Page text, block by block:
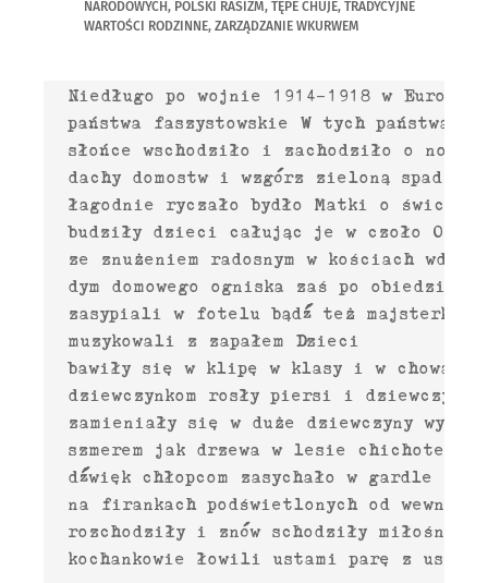
NARODOWYCH, POLSKI RASIZM, TĘPE CHUJE,
TRADYCYJNE
WARTOŚCI RODZINNE, ZARZĄDZANIE WKURWEM
Niedługo po wojnie 1914–1918 w Europie
  państwa faszystowskie W tych państwach
słońce wschodziło i zachodziło o
dachy domostw i wzgórz zieloną
  łagodnie ryczało bydło Matki o świcie
budziły dzieci całując je w czoło
ze znużeniem radosnym w kościach
  dym domowego ogniska zaś po obiedzie
zasypiali w fotelu bądź też
  muzykowali z zapałem Dzieci
bawiły się w klipę w klasy i w
dziewczynkom rosły piersi i
zamieniały się w duże dziewczyny
szmerem jak drzewa w lesie chichotem
dźwięk chłopcom zasychało w gardle W
na firankach podświetlonych od
rozchodziły i znów schodziły miłośnie
kochankowie łowili ustami parę z ust w